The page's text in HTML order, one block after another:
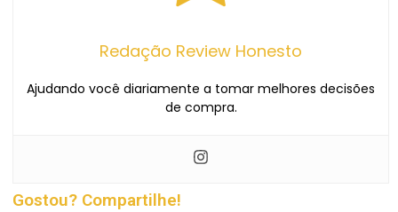
Redação Review Honesto
Ajudando você diariamente a tomar melhores decisões
de compra.
Gostou? Compartilhe!